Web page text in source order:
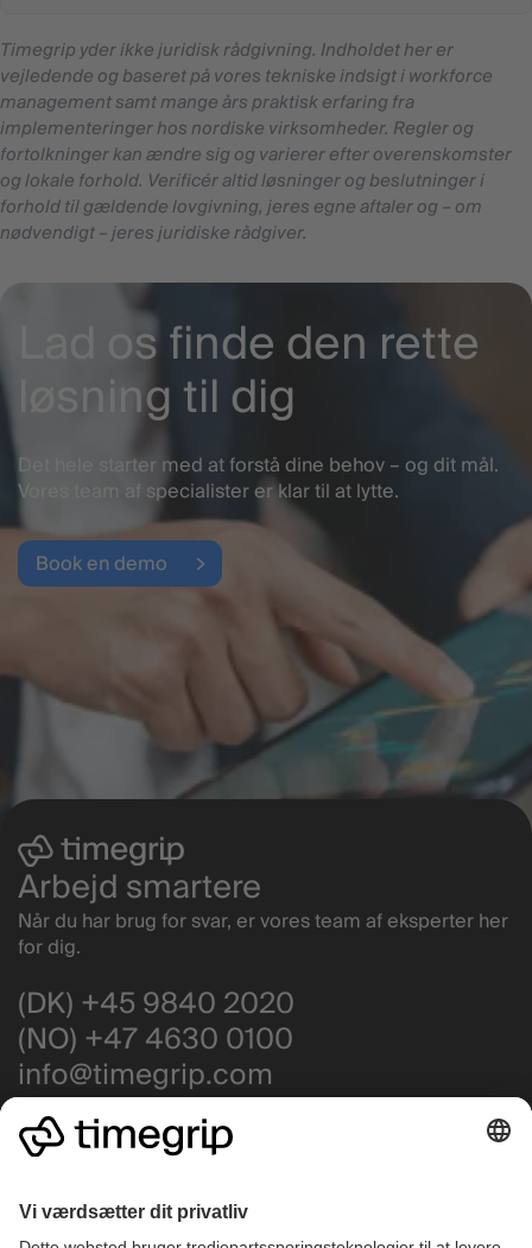
Timegrip yder ikke juridisk rådgivning. Indholdet her er
vejledende og baseret på vores tekniske indsigt i workforce
management samt mange års praktisk erfaring fra
implementeringer hos nordiske virksomheder. Regler og
fortolkninger kan ændre sig og varierer efter overenskomster
og lokale forhold. Verificér altid løsninger og beslutninger i
forhold til gældende lovgivning, jeres egne aftaler og – om
nødvendigt – jeres juridiske rådgiver.
Lad os finde den rette
løsning til dig
Det hele starter med at forstå dine behov – og dit mål.
Vores team af specialister er klar til at lytte.
Book en demo
Arbejd smartere
Når du har brug for svar, er vores team af eksperter her
for dig.
(DK) +45 9840 2020
(NO) +47 4630 0100
info@timegrip.com
Få support
Driftstatus